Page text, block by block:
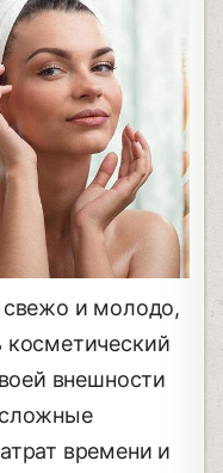
свежо и молодо,
косметический
внешности
времени и